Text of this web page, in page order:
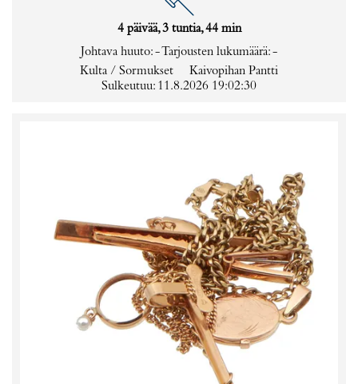
4 päivää, 3 tuntia, 44 min
Johtava huuto:-Tarjousten lukumäärä:-
Kulta / Sormukset
Kaivopihan Pantti
Sulkeutuu: 11.8.2026 19:02:30